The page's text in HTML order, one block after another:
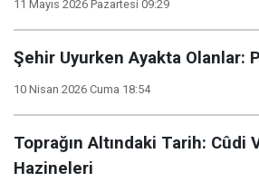
11 Mayıs 2026 Pazartesi 09:29
Şehir Uyurken Ayakta Olanlar:
10 Nisan 2026 Cuma 18:54
Toprağın Altındaki Tarih: Cûdi
Hazineleri